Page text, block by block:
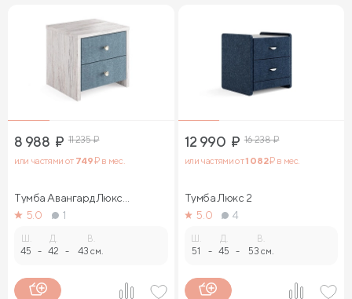
8 988 ₽ 11 235₽
или частями от 749₽ в мес.
Тумба Авангард Люкс
(ясмунд)
5.0 1
45 -
Д.
42 -
В.
43 см.
12 990 ₽ 16 238₽
или частями от1 082₽ в мес.
Тумба Люкс 2
5.0
4
51 -
Д.
45 -
В.
53 см.